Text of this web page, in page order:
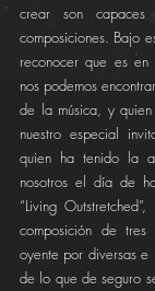
crear son
composiciones. Bajo
reconocer que es
nos podemos
de la música, y
nuestro especial
quien ha tenido la
nosotros el día de
“Living
composición de
oyente por diversas e
de lo que de seguro